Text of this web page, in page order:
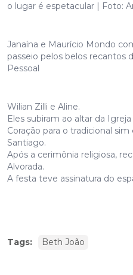
o lugar é espetacular | Foto:
Janaína e Maurício Mondo
passeio pelos belos recantos
Pessoal
Wilian Zilli e Aline.
Eles subiram ao altar da
Coração para o tradicional
Santiago.
Após a cerimônia religiosa,
Alvorada.
A festa teve assinatura do
Tags: Beth João